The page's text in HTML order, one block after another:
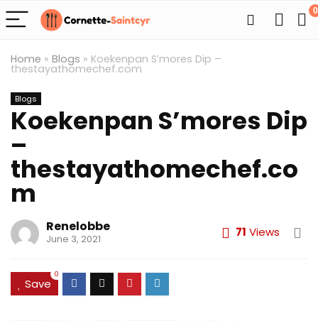
0
Home » Blogs » Koekenpan S’mores Dip –
thestayathomechef.com
Blogs
Koekenpan S’mores Dip
–
thestayathomechef.co
m
Renelobbe
June 3, 2021 71 Views
Save
0